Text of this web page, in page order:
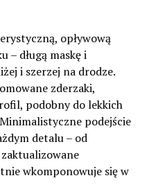
opływową
– długą maskę i
i szerzej na drodze.
zderzaki,
podobny do lekkich
podejście
detalu – od
wkomponowuje się w